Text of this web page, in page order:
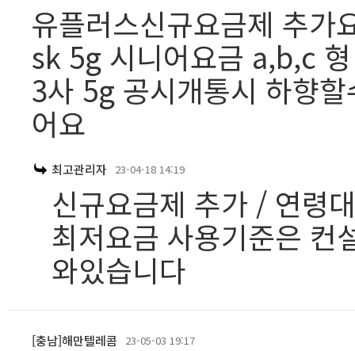
유플러스신규요금제 추가
sk 5g 시니어요금 a,b,c
3사 5g 공시개통시 하향
어요
최고관리자 23-04-18 14:19
신규요금제 추가 / 연령
최저요금 사용기준은 컨
와있습니다
[충남]해만텔레콤 23-05-03 19:17